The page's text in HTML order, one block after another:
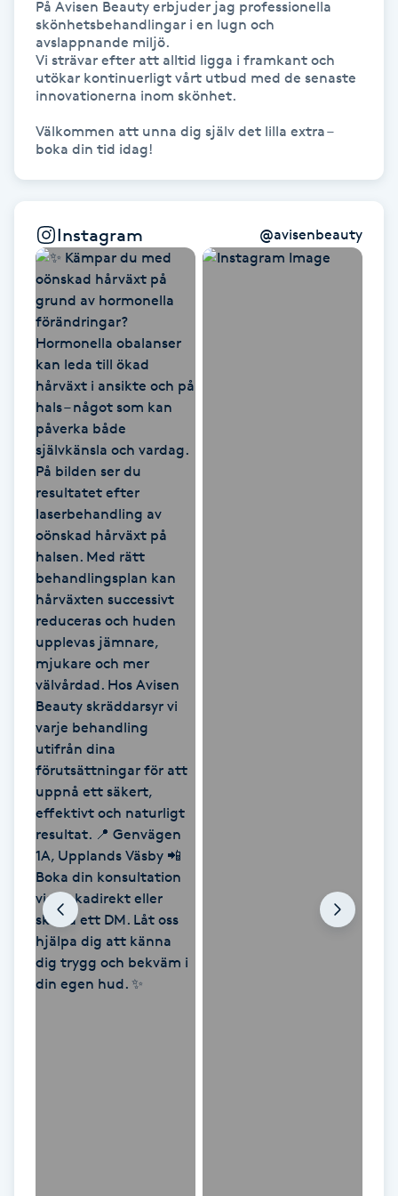
Olaplexbehandling
Ombre
Ombre naglar
Ortobionomi
Ortopedi
Osteopati
Paraffinbehandling
Pedikyr
Pensionärklippning
Permanent
Permanent hårborttagning
Permanent ögonbrynsmakeup
Personal shopper
Personlig tränare
Picolaser
Piercing
Pigmentbehandling
Pigmentfläckar
På Avisen Beauty erbjuder jag professionella
skönhetsbehandlingar i en lugn och
avslappnande miljö.
Vi strävar efter att alltid ligga i framkant och
utökar kontinuerligt vårt utbud med de senaste
innovationerna inom skönhet.
Välkommen att unna dig själv det lilla extra –
boka din tid idag!
Instagram @avisenbeauty